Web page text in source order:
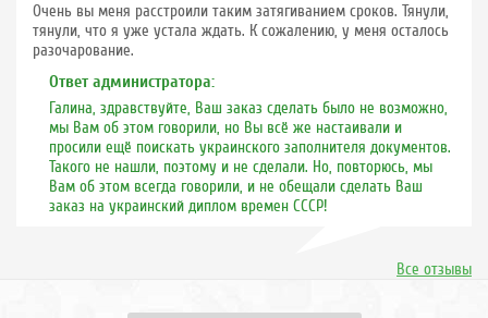
Очень вы меня расстроили таким затягиванием сроков. Тянули,
тянули, что я уже устала ждать. К сожалению, у меня осталось
разочарование.
Ответ администратора:
Галина, здравствуйте, Ваш заказ сделать было не возможно,
мы Вам об этом говорили, но Вы всё же настаивали и
просили ещё поискать украинского заполнителя документов.
Такого не нашли, поэтому и не сделали. Но, повторюсь, мы
Вам об этом всегда говорили, и не обещали сделать Ваш
заказ на украинский диплом времен СССР!
Все отзывы